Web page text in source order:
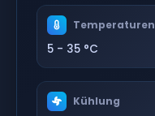
Temperaturen
5 - 35 °C
Kühlung